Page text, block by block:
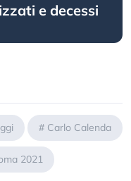
e decessi
# Carlo Calenda
2021